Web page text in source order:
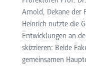
Arnold, Dekane der
Heinrich nutzte die
Entwicklungen an
skizzieren: Beide
gemeinsamen